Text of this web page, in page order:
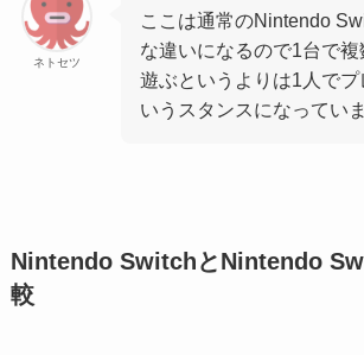
ネトセツ
ここは通常のNintendo
な違いになるので1台で複
遊ぶというよりは1人でプ
いうスタンスになっていま
Nintendo SwitchとNintendo
較